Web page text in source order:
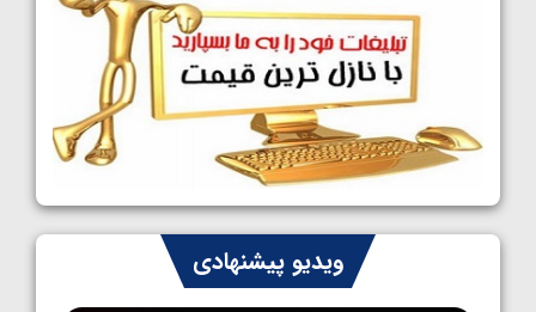
کشتی آزاد نوجوانان جهان؛ رقبای نمایندگان
ایران مشخص شدند
1405/05/08
کشتی فرنگی نوجوانان جهان؛ سکوی تیمی
سوم برای ایران
1405/05/07
ایران چشم به راه چهار مدال در پنج وزن دوم
کشتی فرنگی نوجوانان جهان
ویدیو پیشنهادی